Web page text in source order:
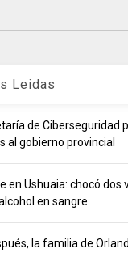
Leidas
de Ciberseguridad
al gobierno provincial
en Ushuaia: chocó dos
en sangre
la familia de